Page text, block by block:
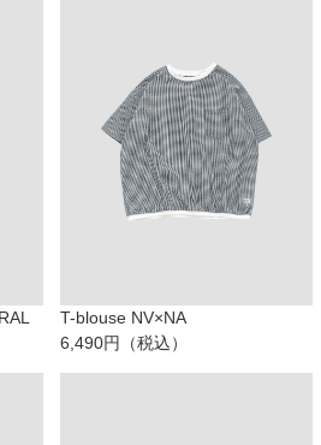
T-blouse NV×NA
6,490円（税込）